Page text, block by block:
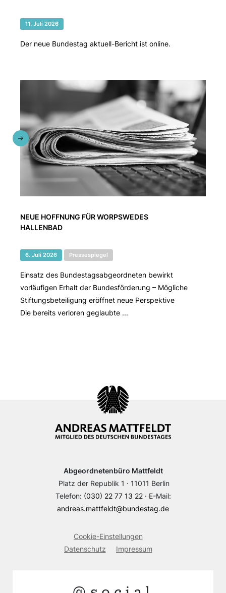
11. Juli 2026
Der neue Bundestag aktuell-Bericht ist online.
NEUE HOFFNUNG FÜR WORPSWEDES
HALLENBAD
6. Juli 2026 Pressespiegel
Einsatz des Bundestagsabgeordneten bewirkt
vorläufigen Erhalt der Bundesförderung – Mögliche
Stiftungsbeteiligung eröffnet neue Perspektive
Die bereits verloren geglaubte ...
Abgeordnetenbüro Mattfeldt
Platz der Republik 1 · 11011 Berlin
Telefon: (030) 22 77 13 22· E-Mail:
andreas.mattfeldt@bundestag.de
Cookie-Einstellungen
Datenschutz
Impressum